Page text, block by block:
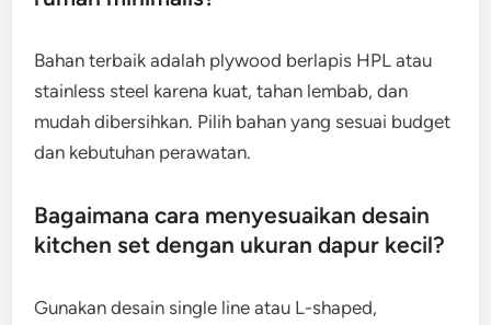
Bahan terbaik adalah plywood berlapis HPL atau
stainless steel karena kuat, tahan lembab, dan
mudah dibersihkan. Pilih bahan yang sesuai budget
dan kebutuhan perawatan.
Bagaimana cara menyesuaikan desain
kitchen set dengan ukuran dapur kecil?
Gunakan desain single line atau L-shaped,